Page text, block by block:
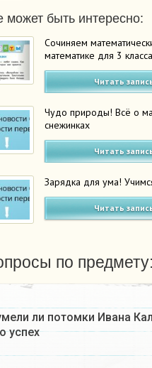
может быть интересно:
Сочиняем
математике для 3 класса
Читать
Чудо природы! Всё о
снежинках
Читать
Зарядка для ума!
Читать
по предмету:
ли потомки Ивана
успех